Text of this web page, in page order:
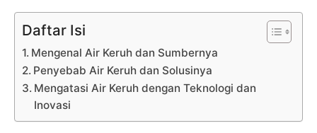
Daftar Isi
Mengenal Air Keruh dan Sumbernya
Penyebab Air Keruh dan Solusinya
Mengatasi Air Keruh dengan Teknologi dan
Inovasi